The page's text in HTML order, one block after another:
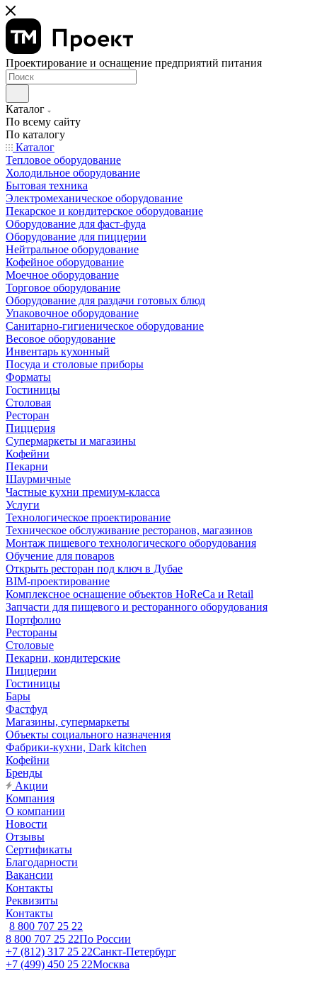
Проектирование и оснащение предприятий питания
Каталог
По всему сайту
По каталогу
Каталог
Тепловое оборудование
Холодильное оборудование
Бытовая техника
Электромеханическое оборудование
Пекарское и кондитерское оборудование
Оборудование для фаст-фуда
Оборудование для пиццерии
Нейтральное оборудование
Кофейное оборудование
Моечное оборудование
Торговое оборудование
Оборудование для раздачи готовых блюд
Упаковочное оборудование
Санитарно-гигиеническое оборудование
Весовое оборудование
Инвентарь кухонный
Посуда и столовые приборы
Форматы
Гостиницы
Столовая
Ресторан
Пиццерия
Супермаркеты и магазины
Кофейни
Пекарни
Шаурмичные
Частные кухни премиум-класса
Услуги
Технологическое проектирование
Техническое обслуживание ресторанов, магазинов
Монтаж пищевого технологического оборудования
Обучение для поваров
Открыть ресторан под ключ в Дубае
BIM-проектирование
Комплексное оснащение объектов HoReCa и Retail
Запчасти для пищевого и ресторанного оборудования
Портфолио
Рестораны
Столовые
Пекарни, кондитерские
Пиццерии
Гостиницы
Бары
Фастфуд
Магазины, супермаркеты
Объекты социального назначения
Фабрики-кухни, Dark kitchen
Кофейни
Бренды
Акции
Компания
О компании
Новости
Отзывы
Сертификаты
Благодарности
Вакансии
Контакты
Реквизиты
Контакты
8 800 707 25 22
8 800 707 25 22По России
+7 (812) 317 25 22Санкт-Петербург
+7 (499) 450 25 22Москва